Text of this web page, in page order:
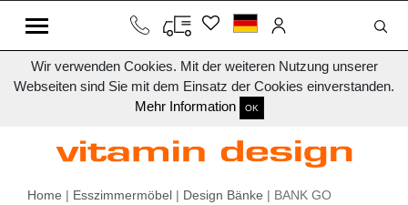
Wir verwenden Cookies. Mit der weiteren Nutzung unserer
Webseiten sind Sie mit dem Einsatz der Cookies einverstanden.
Mehr Information
OK
Home | Esszimmermöbel | Design Bänke | BANK GO